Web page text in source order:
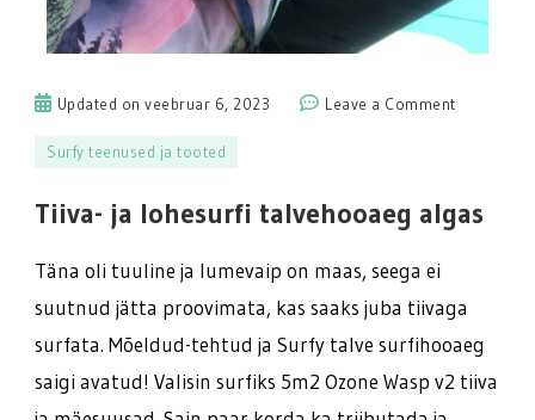
Updated onveebruar 6, 2023 Leave a Commenton
Surfy teenused ja tooted
Tiiva- ja lohesurfi talvehooaeg algas
Täna oli tuuline ja lumevaip on maas, seega ei
suutnud jätta proovimata, kas saaks juba tiivaga
surfata. Mõeldud-tehtud ja Surfy talve surfihooaeg
saigi avatud! Valisin surfiks 5m2 Ozone Wasp v2 tiiva